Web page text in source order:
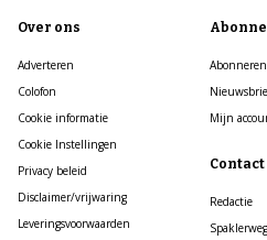
Over ons
Adverteren
Colofon
Cookie informatie
Cookie Instellingen
Privacy beleid
Disclaimer/vrijwaring
Leveringsvoorwaarden
Abonneren
Mijn
Contact
Redactie